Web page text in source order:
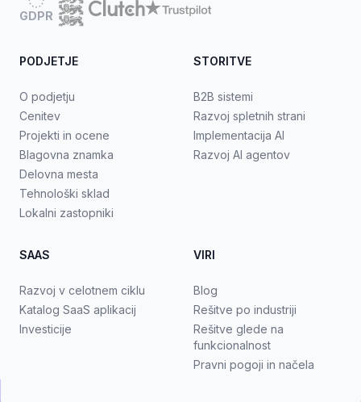
GDPR
PODJETJE
O podjetju
Cenitev
Projekti in ocene
Blagovna znamka
Delovna mesta
Tehnološki sklad
Lokalni zastopniki
STORITVE
B2B sistemi
Razvoj spletnih strani
Implementacija AI
Razvoj AI agentov
SAAS
Razvoj v celotnem ciklu
Katalog SaaS aplikacij
Investicije
VIRI
Blog
Rešitve po industriji
Rešitve glede na
funkcionalnost
Pravni pogoji in načela